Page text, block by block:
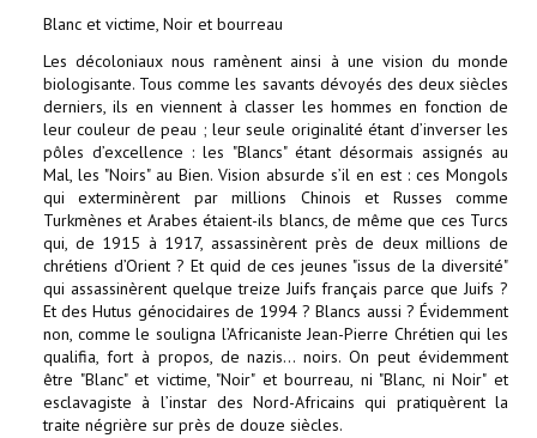
Blanc et victime, Noir et bourreau
Les décoloniaux nous ramènent ainsi à une vision du monde
biologisante. Tous comme les savants dévoyés des deux siècles
derniers, ils en viennent à classer les hommes en fonction de
leur couleur de peau ; leur seule originalité étant d’inverser les
pôles d’excellence : les "Blancs" étant désormais assignés au
Mal, les "Noirs" au Bien. Vision absurde s’il en est : ces Mongols
qui exterminèrent par millions Chinois et Russes comme
Turkmènes et Arabes étaient-ils blancs, de même que ces Turcs
qui, de 1915 à 1917, assassinèrent près de deux millions de
chrétiens d’Orient ? Et quid de ces jeunes "issus de la diversité"
qui assassinèrent quelque treize Juifs français parce que Juifs ?
Et des Hutus génocidaires de 1994 ? Blancs aussi ? Évidemment
non, comme le souligna l’Africaniste Jean-Pierre Chrétien qui les
qualifia, fort à propos, de nazis… noirs. On peut évidemment
être "Blanc" et victime, "Noir" et bourreau, ni "Blanc, ni Noir" et
esclavagiste à l’instar des Nord-Africains qui pratiquèrent la
traite négrière sur près de douze siècles.